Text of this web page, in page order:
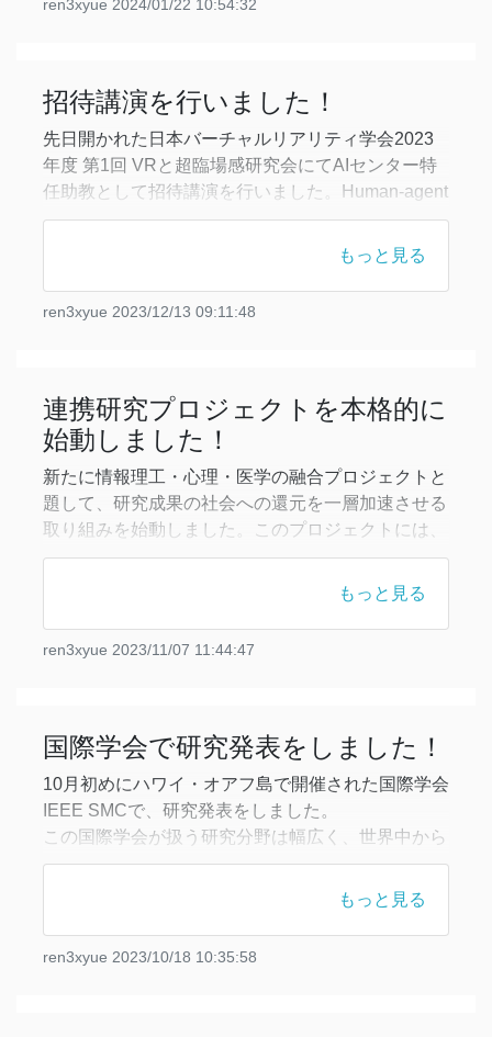
さそうです。最近は論文執筆の効率やクオリティを
ren3xyue 2024/01/22 10:54:32
招待講演を行いました！
先日開かれた日本バーチャルリアリティ学会2023
年度 第1回 VRと超臨場感研究会にてAIセンター特
任助教として招待講演を行いました。Human-agent
interactionのVRへの応用可能性というテーマで、
Human-agent interactionという幅広い研究分野にお
けるAI技術をVR環境に応用する可能性と、それに
よって引き起こされるポジティブな変化に焦点を当
てて講演しました。参加
もっと見る
ren3xyue 2023/12/13 09:11:48
連携研究プロジェクトを本格的に
始動しました！
新たに情報理工・心理・医学の融合プロジェクトと
題して、研究成果の社会への還元を一層加速させる
取り組みを始動しました。このプロジェクトには、
これまでの活動に協力してくださった方々に加え、
新たに精神科医などの医療従事者も参加していま
定期的にオンサイトでの会議を実施しており、先日
は大阪で今後の活動の方針を決めました。
もっと見る
ren3xyue 2023/11/07 11:44:47
国際学会で研究発表をしました！
10月初めにハワイ・オアフ島で開催された国際学会
IEEE SMCで、研究発表をしました。
この国際学会が扱う研究分野は幅広く、世界中から
人工衛星通信や自動運転、福祉工学などの多種多様
な研究成果が一堂に会しました。自分はカウンセリ
いて発表しました。また、偶然にも、自分が学生の
頃に所属していた研究室の同期や先輩にもお会いす
もっと見る
ren3xyue 2023/10/18 10:35:58